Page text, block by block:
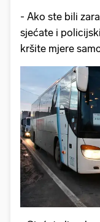
- Ako ste bili
sjećate i
kršite mjere